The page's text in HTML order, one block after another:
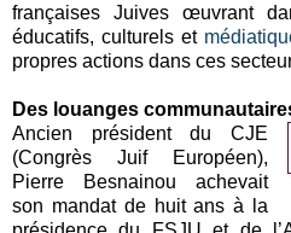
françaises Juives œuvrant
éducatifs, culturels et
propres actions dans ces
Des louanges
Ancien président du CJE
(Congrès Juif Européen),
Pierre Besnainou achevait
son mandat de huit ans à la